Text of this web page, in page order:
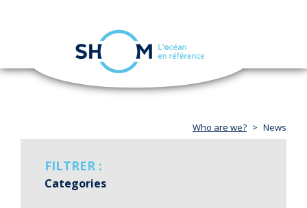
Skip
navigation
Who are we? News
FILTRER :
Categories